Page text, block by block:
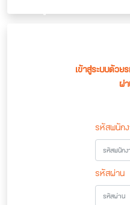
เข้าสู่ระบบด้วย
ผ่
รหัสพนัก
รหัสผ่าน